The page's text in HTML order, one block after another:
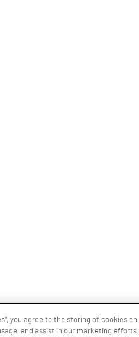
you agree to the storing of cookies
and assist in our marketing